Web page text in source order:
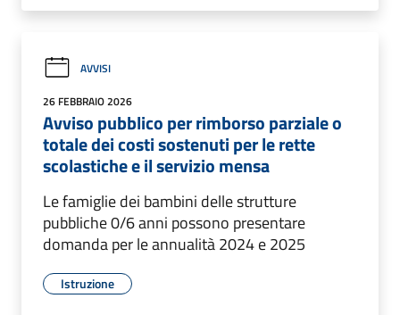
AVVISI
26 FEBBRAIO 2026
Avviso pubblico per rimborso parziale o
totale dei costi sostenuti per le rette
scolastiche e il servizio mensa
Le famiglie dei bambini delle strutture
pubbliche 0/6 anni possono presentare
domanda per le annualità 2024 e 2025
Istruzione